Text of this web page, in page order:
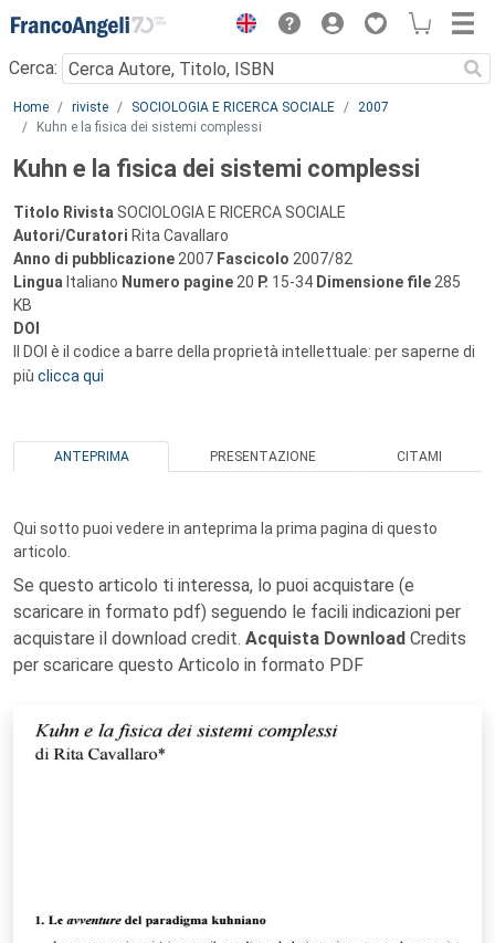
Menu
Cerca:
Main content
Home riviste SOCIOLOGIA E RICERCA SOCIALE
2007
Kuhn e la fisica dei sistemi complessi
Kuhn e la fisica dei sistemi complessi
Titolo Rivista SOCIOLOGIA E RICERCA SOCIALE
Autori/Curatori Rita Cavallaro
Anno di pubblicazione 2007 Fascicolo 2007/82
Lingua Italiano Numero pagine 20 P. 15-34 Dimensione file 285
KB
DOI
Il DOI è il codice a barre della proprietà intellettuale: per saperne di
più clicca qui
ANTEPRIMA PRESENTAZIONE CITAMI
Qui sotto puoi vedere in anteprima la prima pagina di questo
articolo.
Se questo articolo ti interessa, lo puoi acquistare (e
scaricare in formato pdf) seguendo le facili indicazioni per
acquistare il download credit. Acquista Download Credits
per scaricare questo Articolo in formato PDF